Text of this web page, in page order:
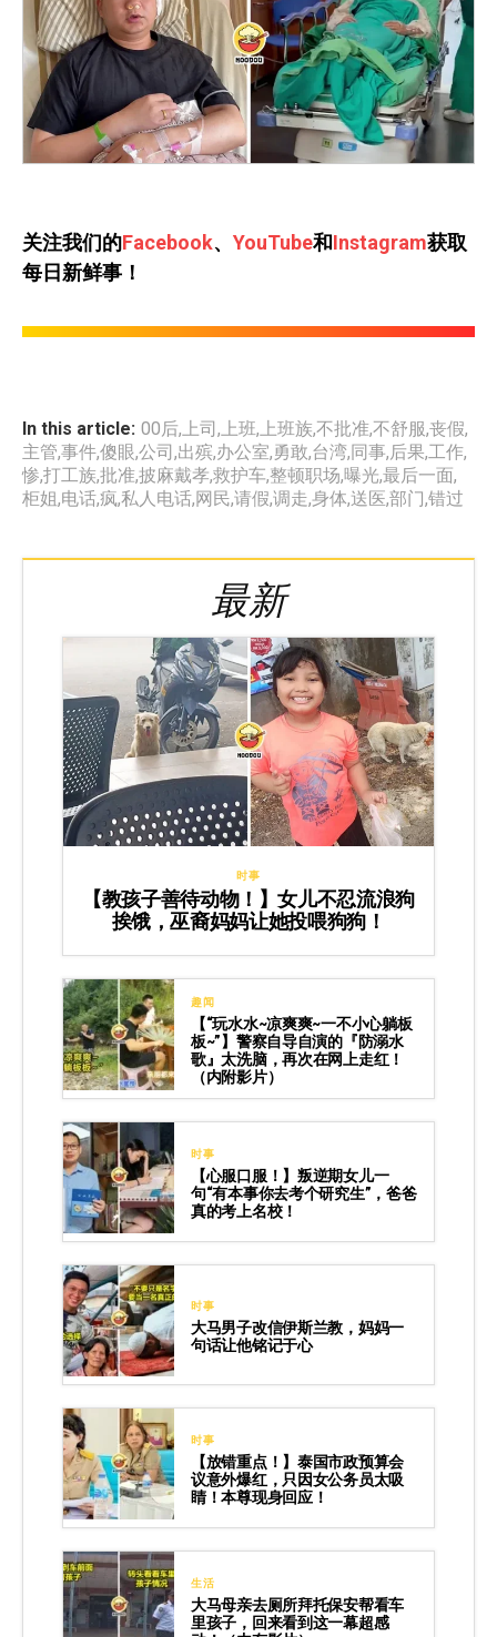
关注我们的Facebook、 YouTube和Instagram获取
每日新鲜事！
In this article: 00后,上司 ,上班,上班族,不批准,不舒服,丧假,
主管,事件,傻眼,公司 ,出殡,办公室,勇敢,台湾, 同事,后果,工作,
惨,打工族,批准,披麻戴孝,救护车,整顿职场,曝光,最后一面,
柜姐,电话,疯,私人电话,网民,请假,调走,身体,送医,部门,错过
最新
时事
【教孩子善待动物！】女儿不忍流浪狗
挨饿，巫裔妈妈让她投喂狗狗！
趣闻
【“玩水水~凉爽爽~一不小心躺板
板~”】警察自导自演的『防溺水
歌』太洗脑，再次在网上走红！
（内附影片）
时事
【心服口服！】叛逆期女儿一
句“有本事你去考个研究生”，爸爸
真的考上名校！
时事
大马男子改信伊斯兰教，妈妈一
句话让他铭记于心
时事
【放错重点！】泰国市政预算会
议意外爆红，只因女公务员太吸
睛！本尊现身回应！
生活
大马母亲去厕所拜托保安帮看车
里孩子，回来看到这一幕超感